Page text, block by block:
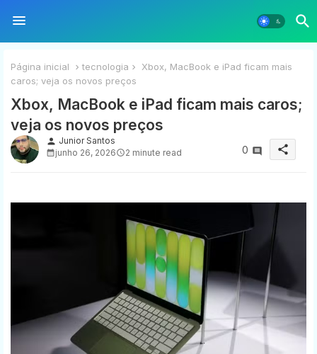
Página inicial tecnologia
Xbox, MacBook e iPad ficam mais
caros; veja os novos preços
Xbox, MacBook e iPad ficam mais caros;
veja os novos preços
person Junior Santos
junho 26, 2026
2 minute read 0 share